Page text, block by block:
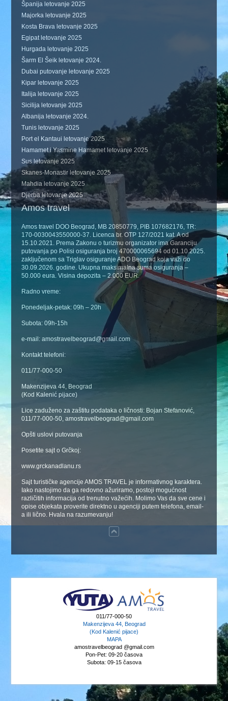
Španija letovanje 2025
Majorka letovanje 2025
Kosta Brava letovanje 2025
Egipat letovanje 2025
Hurgada letovanje 2025
Šarm El Šeik letovanje 2024.
Dubai putovanje letovanje 2025
Kipar letovanje 2025
Italija letovanje 2025
Sicilija letovanje 2025
Albanija letovanje 2024.
Tunis letovanje 2025
Port el Kantaui letovanje 2025
Hamamet i Yasmine Hamamet letovanje 2025
Sus letovanje 2025
Skanes-Monastir letovanje 2025
Mahdia letovanje 2025
Djerba letovanje 2025
Amos travel
Amos travel DOO Beograd, MB 20850779, PIB 107682176, TR:
170-0030043550000-37. Licenca br. OTP 127/2021 kat. A od
15.10.2021. Prema Zakonu o turizmu organizator ima Garanciju
putovanja po Polisi osiguranja broj 470000065694 od 01.10.2025.
zaključenom sa Triglav osiguranje ADO Beograd koja važi do
30.09.2026. godine. Ukupna maksimalna suma osiguranja –
50.000 eura. Visina depozita – 2.000 EUR.
Radno vreme:
Ponedeljak-petak: 09h – 20h
Subota: 09h-15h
e-mail: amostravelbeograd@gmail.com
Kontakt telefoni:
011/77-000-50
Makenzijeva 44, Beograd
(Kod Kalenić pijace)
Lice zaduženo za zaštitu podataka o ličnosti: Bojan Stefanović,
011/77-000-50, amostravelbeograd@gmail.com
Opšti uslovi putovanja
Posetite sajt o Grčkoj:
www.grckanadlanu.rs
Sajt turističke agencije AMOS TRAVEL je informativnog karaktera.
Iako nastojimo da ga redovno ažuriramo, postoji mogućnost
različitih informacija od trenutno važećih. Molimo Vas da sve cene i
opise objekata proverite direktno u agenciji putem telefona, email-
a ili lično. Hvala na razumevanju!
011/77-000-50
Makenzijeva 44, Beograd
(Kod Kalenić pijace)
MAPA
amostravelbeograd @gmail.com
Pon-Pet: 09-20 časova
Subota: 09-15 časova